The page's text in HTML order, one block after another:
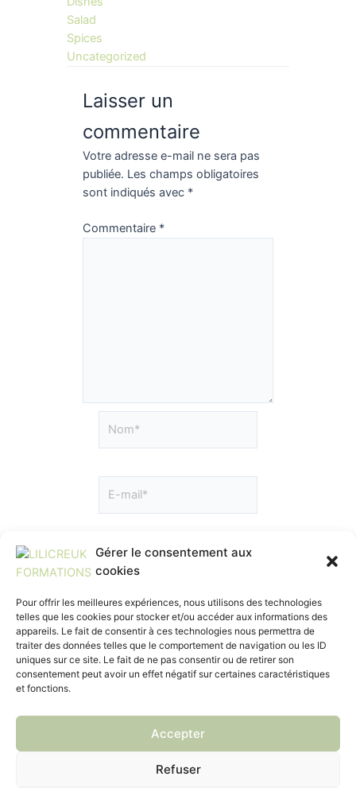
Gérer le consentement aux
cookies
Pour offrir les meilleures expériences, nous utilisons des technologies
telles que les cookies pour stocker et/ou accéder aux informations des
appareils. Le fait de consentir à ces technologies nous permettra de
traiter des données telles que le comportement de navigation ou les ID
uniques sur ce site. Le fait de ne pas consentir ou de retirer son
consentement peut avoir un effet négatif sur certaines caractéristiques
et fonctions.
Accepter
Refuser
Salad
Spices
Uncategorized
Laisser un
commentaire
Votre adresse e-mail ne sera pas
publiée. Les champs obligatoires
sont indiqués avec *
Commentaire *
Enregistrer mon nom, mon e-
mail et mon site dans le navigateur
pour mon prochain commentaire.